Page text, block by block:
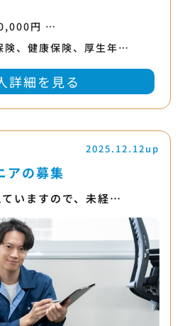
円 …
険、健康保険、厚生年…
詳細を見る
2025.12.12up
アの募集
いますので、未経…